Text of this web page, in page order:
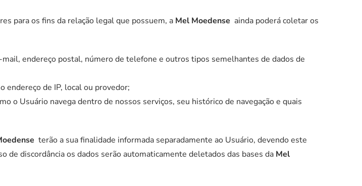
para os fins da relação legal que possuem, a Mel Moedense ainda poderá coletar os
endereço postal, número de telefone e outros tipos semelhantes de dados de
endereço de IP, local ou provedor;
o Usuário navega dentro de nossos serviços, seu histórico de navegação e quais
terão a sua finalidade informada separadamente ao Usuário, devendo este
de discordância os dados serão automaticamente deletados das bases da Mel